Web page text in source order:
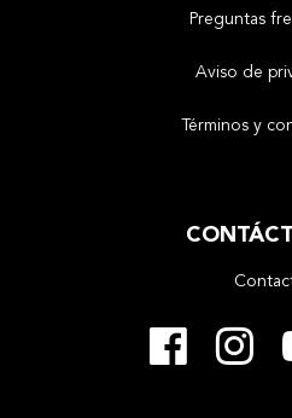
Preguntas
Aviso de
Términos y